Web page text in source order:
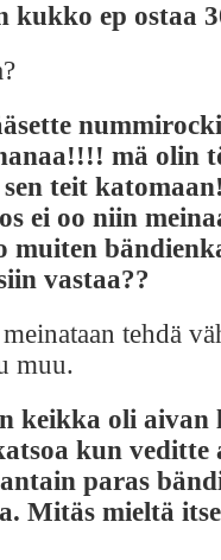
kukko ep ostaa
mä olin
teit
ei oo niin
muiten
vastaa??
tehdä
muu.
keikka oli
kun veditte
paras
Mitäs mieltä